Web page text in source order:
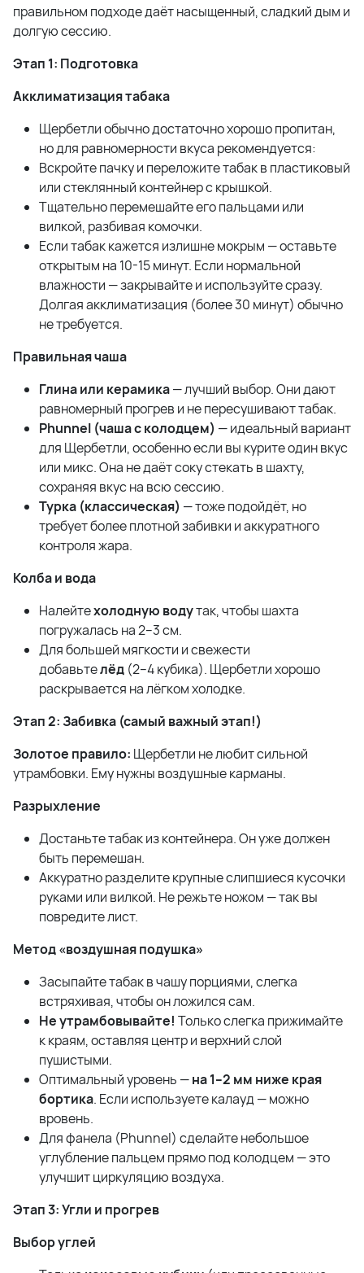
правильном подходе даёт насыщенный, сладкий дым и
долгую сессию.
Этап 1: Подготовка
Акклиматизация табака
Щербетли обычно достаточно хорошо пропитан,
но для равномерности вкуса рекомендуется:
Вскройте пачку и переложите табак в пластиковый
или стеклянный контейнер с крышкой.
Тщательно перемешайте его пальцами или
вилкой, разбивая комочки.
Если табак кажется излишне мокрым — оставьте
открытым на 10-15 минут. Если нормальной
влажности — закрывайте и используйте сразу.
Долгая акклиматизация (более 30 минут) обычно
не требуется.
Правильная чаша
Глина или керамика— лучший выбор. Они дают
равномерный прогрев и не пересушивают табак.
Phunnel (чаша с колодцем) — идеальный вариант
для Щербетли, особенно если вы курите один вкус
или микс. Она не даёт соку стекать в шахту,
сохраняя вкус на всю сессию.
Турка (классическая) — тоже подойдёт, но
требует более плотной забивки и аккуратного
контроля жара.
Колба и вода
Налейтехолодную водутак, чтобы шахта
погружалась на 2–3 см.
Для большей мягкости и свежести
добавьтелёд (2–4 кубика). Щербетли хорошо
раскрывается на лёгком холодке.
Этап 2: Забивка (самый важный этап!)
Золотое правило: Щербетли не любит сильной
утрамбовки. Ему нужны воздушные карманы.
Разрыхление
Достаньте табак из контейнера. Он уже должен
быть перемешан.
Аккуратно разделите крупные слипшиеся кусочки
руками или вилкой. Не режьте ножом — так вы
повредите лист.
Метод «воздушная подушка»
Засыпайте табак в чашу порциями, слегка
встряхивая, чтобы он ложился сам.
Не утрамбовывайте! Только слегка прижимайте
к краям, оставляя центр и верхний слой
пушистыми.
Оптимальный уровень —на 1–2 мм ниже края
бортика. Если используете калауд — можно
вровень.
Для фанела (Phunnel) сделайте небольшое
углубление пальцем прямо под колодцем — это
улучшит циркуляцию воздуха.
Этап 3: Угли и прогрев
Выбор углей